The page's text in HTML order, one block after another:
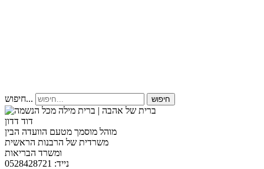
חיפוש... חיפוש
דוד דדון
מוהל מוסמך מטעם הוועדה הבין
משרדית של הרבנות הראשית
ומשרד הבריאות
נייד: 0528428721